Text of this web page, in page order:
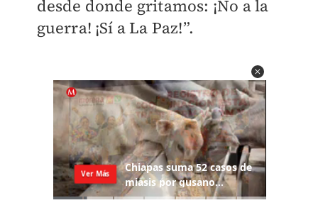
desde donde gritamos: ¡No a la
guerra! ¡Sí a La Paz!”.